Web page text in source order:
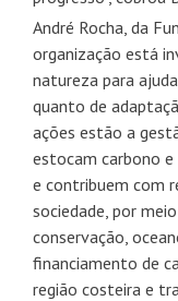
André Rocha, da
organização está
natureza para
quanto de
ações estão a
estocam carbono
e contribuem com
sociedade, por
conservação,
financiamento de
região costeira e